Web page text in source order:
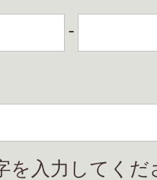
-
を入力してくだ